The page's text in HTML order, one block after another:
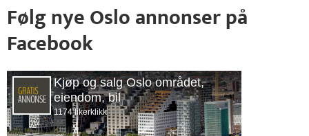
Følg nye Oslo annonser på
Facebook
Kjøp og salg Oslo området,
eiendom, bil
1174 likerklikk